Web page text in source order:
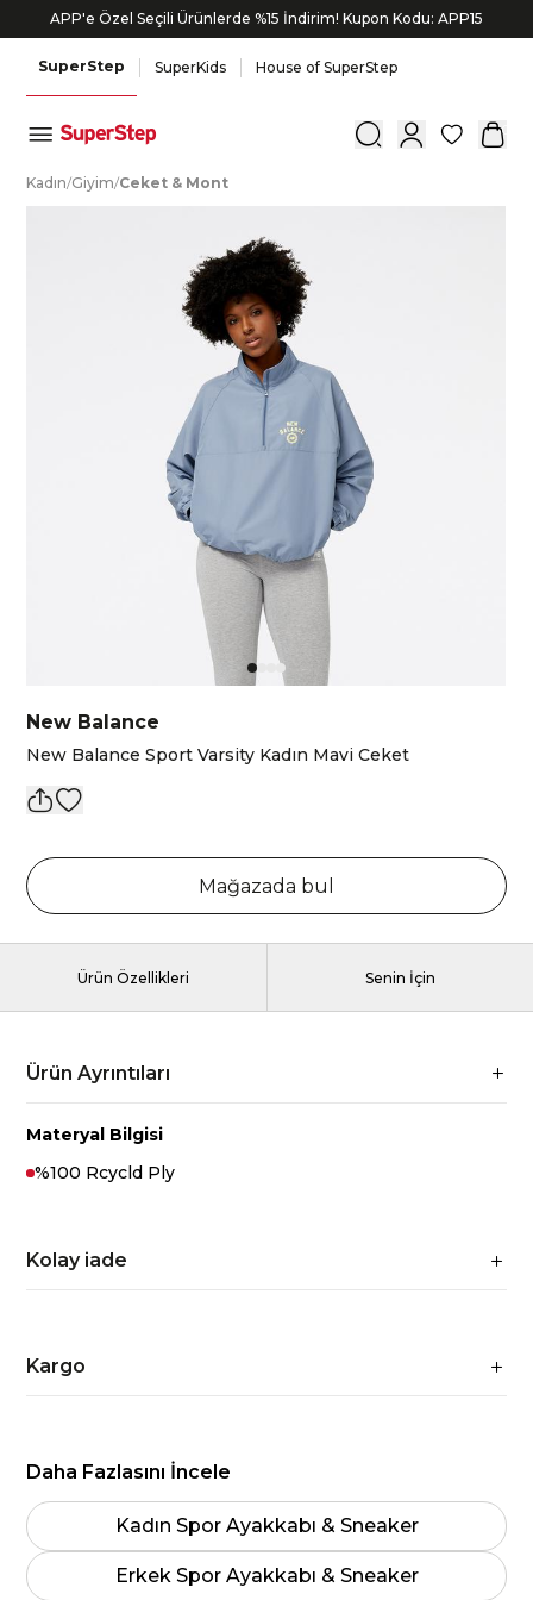
APP'e Özel Seçili Ürünlerde %15 İndirim! Kupon Kodu: APP15
SuperStep SuperKids House of SuperStep
0
Kadın/Giyim/Ceket & Mont
New Balance
New Balance Sport Varsity Kadın Mavi Ceket
Mağazada bul
Ürün Özellikleri Senin İçin
Ürün Ayrıntıları
Materyal Bilgisi
%100 Rcycld Ply
Kolay iade
Kargo
Daha Fazlasını İncele
Kadın Spor Ayakkabı & Sneaker
Erkek Spor Ayakkabı & Sneaker